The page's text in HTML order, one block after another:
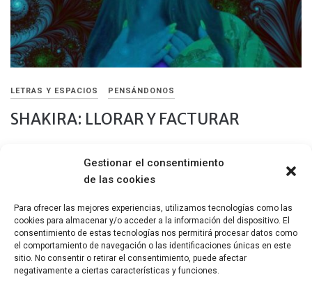
Gestionar el consentimiento
de las cookies
Para ofrecer las mejores experiencias, utilizamos tecnologías como las
cookies para almacenar y/o acceder a la información del dispositivo. El
consentimiento de estas tecnologías nos permitirá procesar datos como
el comportamiento de navegación o las identificaciones únicas en este
sitio. No consentir o retirar el consentimiento, puede afectar
negativamente a ciertas características y funciones.
LETRAS Y ESPACIOS PENSÁNDONOS
SHAKIRA: LLORAR Y FACTURAR
Shakira habla de una relación, pero es lo de menos. El balance
en nuestro propio ser.
Compartir